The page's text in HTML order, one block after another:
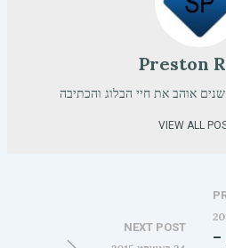
Preston
אוהב את חיי הבלוג והכתיבה
VIEW ALL
–
NEXT POST